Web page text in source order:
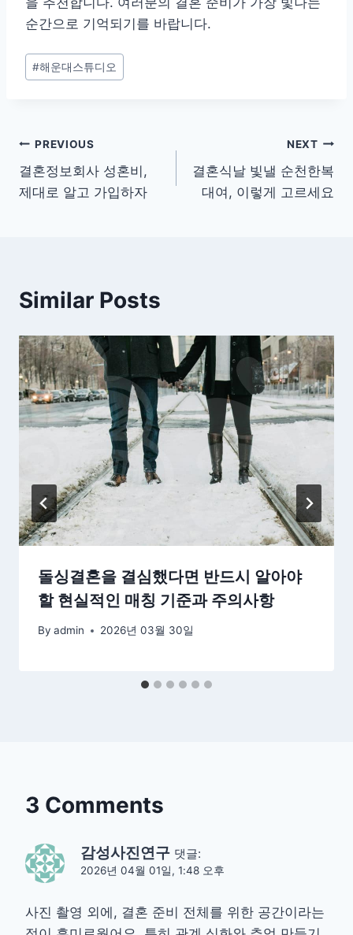
순간으로 기억되기를 바랍니다.
Post
Tags:
#해운대스튜디오
글
탐
PREVIOUS
결혼정보회사 성혼비,
제대로 알고 가입하자
NEXT
결혼식날 빛낼 순천한복
대여, 이렇게 고르세요
Similar Posts
돌싱결혼을 결심했다면 반드시 알아야
할 현실적인 매칭 기준과 주의사항
By admin 2026년 03월 30일
3 Comments
감성사진연구 댓글:
2026년 04월 01일, 1:48 오후
사진 촬영 외에, 결혼 준비 전체를 위한 공간이라는